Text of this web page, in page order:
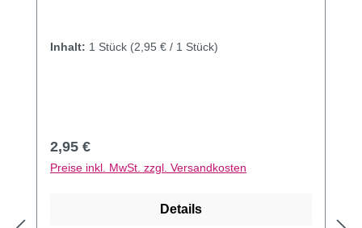
Inhalt: 1 Stück (2,95 € / 1 Stück)
Regulärer Preis:
2,95 €
Preise inkl. MwSt. zzgl. Versandkosten
Details